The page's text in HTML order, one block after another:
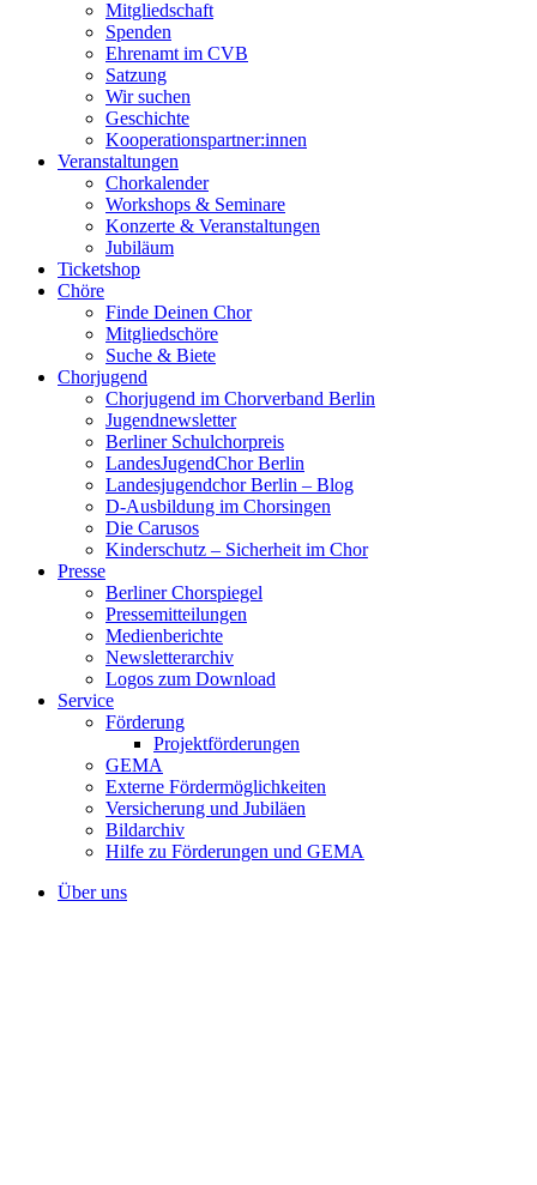
Mitgliedschaft
Spenden
Ehrenamt im CVB
Satzung
Wir suchen
Geschichte
Kooperationspartner:innen
Veranstaltungen
Chorkalender
Workshops & Seminare
Konzerte & Veranstaltungen
Jubiläum
Ticketshop
Chöre
Finde Deinen Chor
Mitgliedschöre
Suche & Biete
Chorjugend
Chorjugend im Chorverband Berlin
Jugendnewsletter
Berliner Schulchorpreis
LandesJugendChor Berlin
Landesjugendchor Berlin – Blog
D-Ausbildung im Chorsingen
Die Carusos
Kinderschutz – Sicherheit im Chor
Presse
Berliner Chorspiegel
Pressemitteilungen
Medienberichte
Newsletterarchiv
Logos zum Download
Service
Förderung
Projektförderungen
GEMA
Externe Fördermöglichkeiten
Versicherung und Jubiläen
Bildarchiv
Hilfe zu Förderungen und GEMA
Über uns